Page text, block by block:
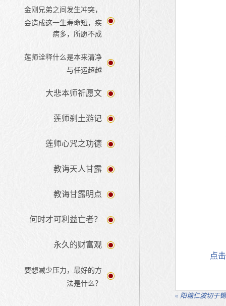
点
« 阳塘仁波切于
金刚兄弟之间发生冲突，
会造成这一生寿命短，疾
病多，所愿不成
莲师诠释什么是本来清净
与任运超越
大悲本师祈愿文
莲师刹土游记
莲师心咒之功德
教诲天人甘露
教诲甘露明点
何时才可利益亡者？
永久的财富观
要想减少压力，最好的方
法是什么？